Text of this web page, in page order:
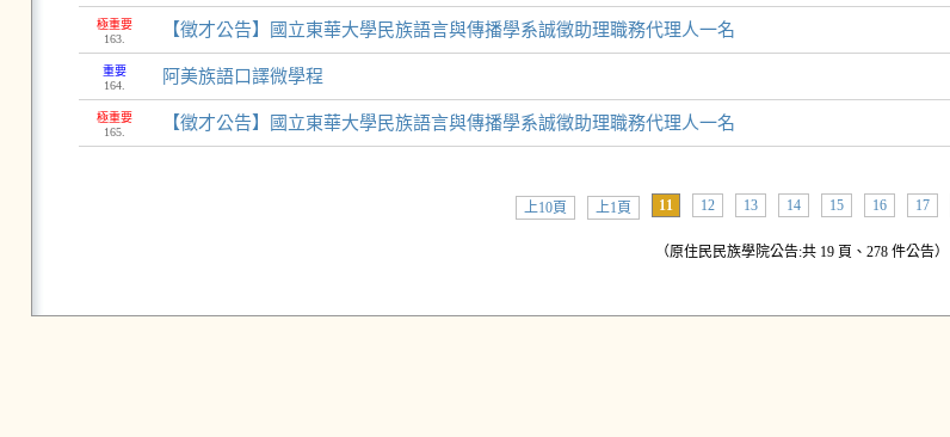
極重要
163.
【徵才公告】國立東華大學民族語言與傳播學系誠徵助理職務代理人一名
重要
164.
阿美族語口譯微學程
極重要
165.
【徵才公告】國立東華大學民族語言與傳播學系誠徵助理職務代理人一名
上10頁 上1頁 11 12 13 14 15 16 17
（原住民民族學院公告:共 19 頁、278 件公告）